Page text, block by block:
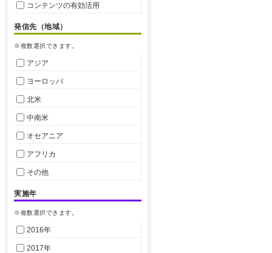
コンテンツの有効活用
発信先（地域）
※複数選択できます。
アジア
ヨーロッパ
北米
中南米
オセアニア
アフリカ
その他
実施年
※複数選択できます。
2016年
2017年